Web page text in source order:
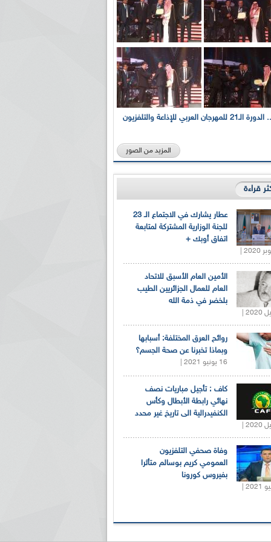
بالصور... الدورة الـ21 للمهرجان العربي للإذاعة والتلفزيون
المزيد من الصور
قراءة
عطار يشارك في الاجتماع الـ 23
للجنة الوزارية المشتركة لمتابعة
اتفاق أوبك +
الأمين العام الأسبق للاتحاد
العام للعمال الجزائريين الطيب
بلخضر في ذمة الله
روائح العرق المختلفة: أسبابها
وبماذا تخبرنا عن صحة الجسم؟
16 يونيو 2021 |
كاف : تأجيل مباريات نصف
نهائي رابطة الأبطال وكأس
الكنفيدرالية الى تاريخ غير محدد
وفاة صحفي التلفزيون
العمومي كريم بوسالم متأثرا
بفيروس كورونا